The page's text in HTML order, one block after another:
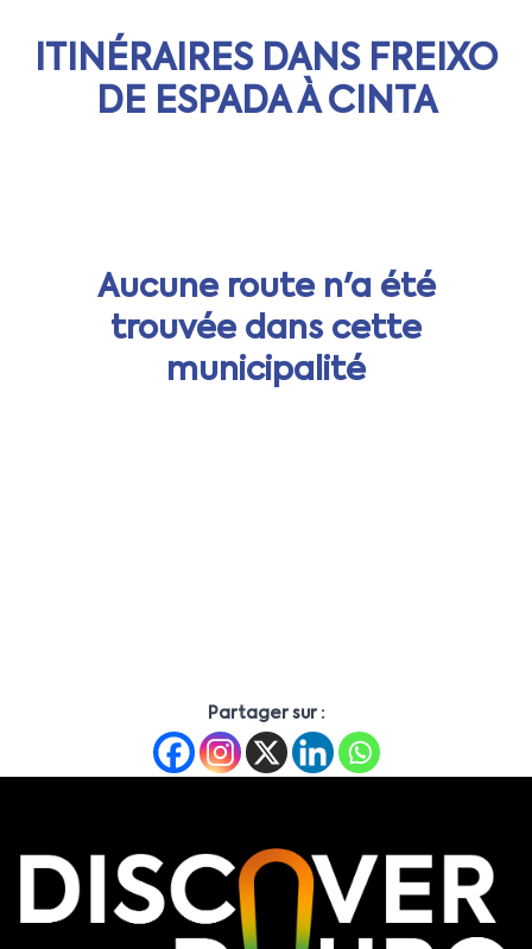
ITINÉRAIRES DANS FREIXO
DE ESPADA À CINTA
Aucune route n'a été
trouvée dans cette
municipalité
Partager sur :